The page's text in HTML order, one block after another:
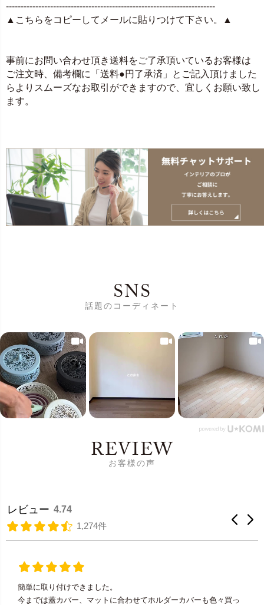
-----------------------------------------------------------------------
▲こちらをコピーしてメールに貼りつけて下さい。▲
事前にお問い合わせ頂き送料をご了承頂いているお客様は
ご注文時、備考欄に「送料●円了承済」とご記入頂けました
らよりスムーズなお取引ができますので、宜しくお願い致し
ます。
SNS
話題のコーディネート
REVIEW
お客様の声
レビュー 4.74
1,274件
簡単に取り付けできました。
今までは蓋カバー、マットに合わせてホルダーカバーも色々買っ